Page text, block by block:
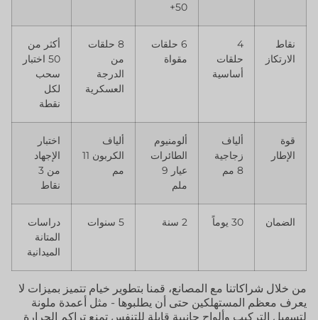
50+
نقاط
الارتكاز
4
حلقات
أساسية
6 حلقات
مقواة
8 حلقات
من
الدرجة
العسكرية
أكثر من
50 اختبار
سحب
لكل
نقطة
قوة
الإطار
ألياف
زجاجية
8 مم
ألومنيوم
الطائرات
عيار 9
ملم
ألياف
الكربون 11
مم
اختبار
الإجهاد
من 3
نقاط
الضمان 30 يوماً 2 سنة 5 سنوات
دراسات
المتانة
الميدانية
من خلال شراكاتنا مع المصانع، قمنا بتطوير خيام تتميز بميزات لا
يعرف معظم المستهلكين حتى أن يطلبوها - مثل أعمدة ملونة
لتسهيل التركيب وألواح جانبية قابلة للتنفس تمنع تراكم الحرارة